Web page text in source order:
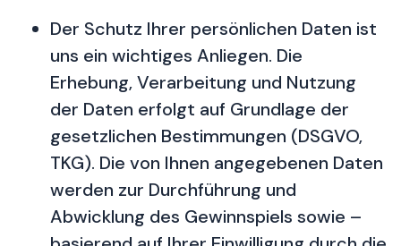
Der Schutz Ihrer persönlichen Daten ist
uns ein wichtiges Anliegen. Die
Erhebung, Verarbeitung und Nutzung
der Daten erfolgt auf Grundlage der
gesetzlichen Bestimmungen (DSGVO,
TKG). Die von Ihnen angegebenen Daten
werden zur Durchführung und
Abwicklung des Gewinnspiels sowie –